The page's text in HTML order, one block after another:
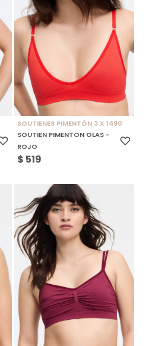
SOUTIENES PIMENTÓN 3 X 1490
SOUTIEN PIMENTON OLAS -
ROJO
$ 519